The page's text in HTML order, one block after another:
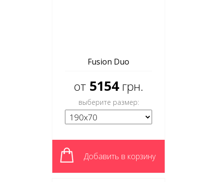
Fusion Duo
от 5154 грн.
выберите размер:
Добавить в корзину